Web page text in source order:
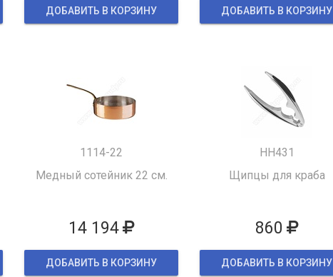
ДОБАВИТЬ В КОРЗИНУ ДОБАВИТЬ В КОРЗИНУ
1114-22
Медный сотейник 22 см.
14 194
ДОБАВИТЬ В КОРЗИНУ
HH431
Щипцы для краба
860
ДОБАВИТЬ В КОРЗИНУ